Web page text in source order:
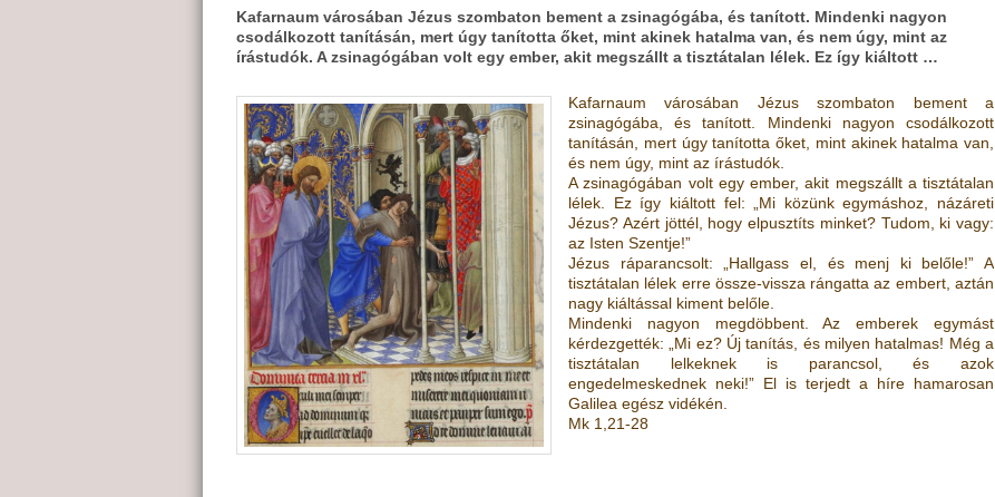
Kafarnaum városában Jézus szombaton bement a zsinagógába, és tanított. Mindenki nagyon
csodálkozott tanításán, mert úgy tanította őket, mint akinek hatalma van, és nem úgy, mint az
írástudók. A zsinagógában volt egy ember, akit megszállt a tisztátalan lélek. Ez így kiáltott …
Kafarnaum városában Jézus szombaton bement a
zsinagógába, és tanított. Mindenki nagyon csodálkozott
tanításán, mert úgy tanította őket, mint akinek hatalma van,
és nem úgy, mint az írástudók.
A zsinagógában volt egy ember, akit megszállt a tisztátalan
lélek. Ez így kiáltott fel: „Mi közünk egymáshoz, názáreti
Jézus? Azért jöttél, hogy elpusztíts minket? Tudom, ki vagy:
az Isten Szentje!”
Jézus ráparancsolt: „Hallgass el, és menj ki belőle!” A
tisztátalan lélek erre össze-vissza rángatta az embert, aztán
nagy kiáltással kiment belőle.
Mindenki nagyon megdöbbent. Az emberek egymást
kérdezgették: „Mi ez? Új tanítás, és milyen hatalmas! Még a
tisztátalan lelkeknek is parancsol, és azok
engedelmeskednek neki!” El is terjedt a híre hamarosan
Galilea egész vidékén.
Mk 1,21-28